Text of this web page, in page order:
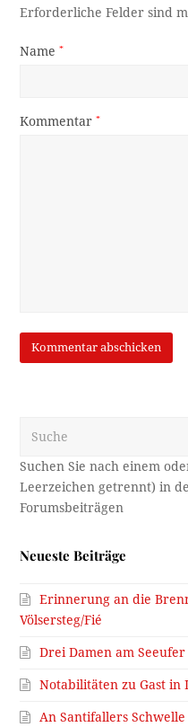
Erforderliche Felder sind
Name*
Kommentar*
Neueste Beiträge
Erinnerung an die
Völsersteg/Fié
Drei Damen am Seeufer
Notabilitäten zu Gast in
An Santifallers Schwelle